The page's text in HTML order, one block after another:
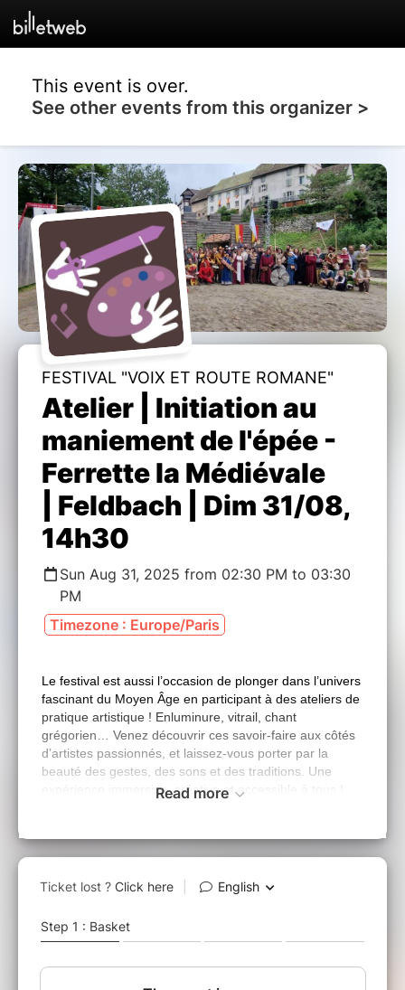
This event is over.
See other events from this organizer >
FESTIVAL "VOIX ET ROUTE ROMANE"
Atelier | Initiation au
maniement de l'épée -
Ferrette la Médiévale
| Feldbach | Dim 31/08,
14h30
Sun Aug 31, 2025 from 02:30 PM to 03:30
PM
Timezone : Europe/Paris
Le festival est aussi l’occasion de plonger dans l’univers
fascinant du Moyen Âge en participant à des ateliers de
pratique artistique ! Enluminure, vitrail, chant
grégorien… Venez découvrir ces savoir-faire aux côtés
d’artistes passionnés, et laissez-vous porter par la
beauté des gestes, des sons et des traditions. Une
expérience immersive, créative et accessible à tous !
l'association "Ferrette la Médiévale" propose un atelier
de découverte du maniement de l'épée !
Read more